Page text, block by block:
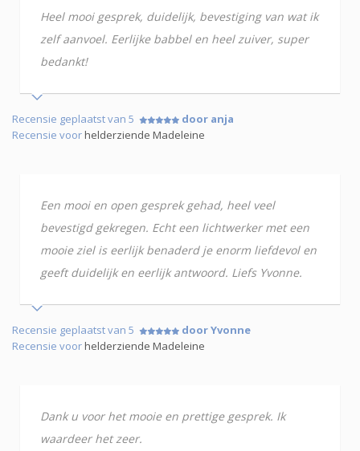
Heel mooi gesprek, duidelijk, bevestiging van wat ik
zelf aanvoel. Eerlijke babbel en heel zuiver, super
bedankt!
Recensie geplaatst van 5
door anja
Recensie voorhelderziende Madeleine
Een mooi en open gesprek gehad, heel veel
bevestigd gekregen. Echt een lichtwerker met een
mooie ziel is eerlijk benaderd je enorm liefdevol en
geeft duidelijk en eerlijk antwoord. Liefs Yvonne.
Recensie geplaatst van 5
door Yvonne
Recensie voorhelderziende Madeleine
Dank u voor het mooie en prettige gesprek. Ik
waardeer het zeer.